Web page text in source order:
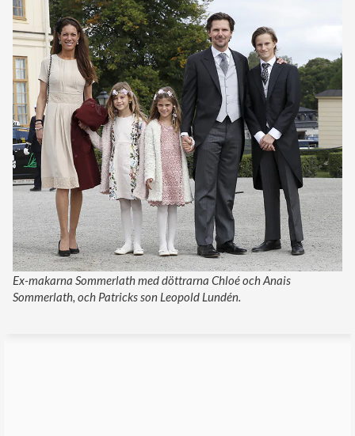
Ex-makarna Sommerlath med döttrarna Chloé och Anais
Sommerlath, och Patricks son Leopold Lundén.